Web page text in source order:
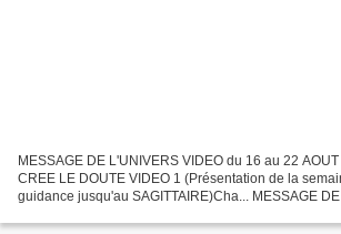
MESSAGE DE L'UNIVERS VIDEO du 16 au 22
CREE LE DOUTE VIDEO 1 (Présentation de la
guidance jusqu'au SAGITTAIRE)Cha... MESSAGE DE